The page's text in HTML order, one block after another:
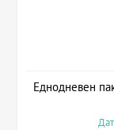
Еднодневен